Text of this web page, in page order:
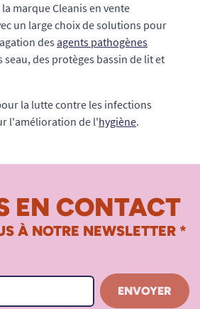
marque Cleanis en vente
un large choix de solutions pour
des agents pathogènes
seau, des protèges bassin de lit et
la lutte contre les infections
l'amélioration de l'hygiène.
EN CONTACT
À NOTRE NEWSLETTER *